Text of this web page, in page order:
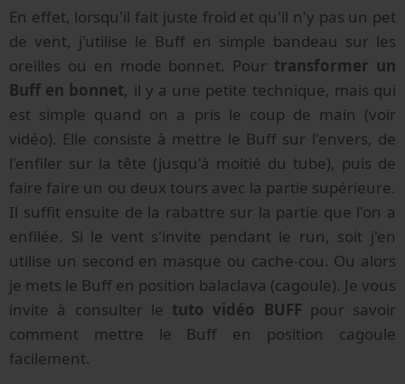
En effet, lorsqu'il fait juste froid et qu'il n'y pas un pet
de vent, j'utilise le Buff en simple bandeau sur les
oreilles ou en mode bonnet. Pour transformer un
Buff en bonnet, il y a une petite technique, mais qui
est simple quand on a pris le coup de main (voir
vidéo). Elle consiste à mettre le Buff sur l'envers, de
l'enfiler sur la tête (jusqu'à moitié du tube), puis de
faire faire un ou deux tours avec la partie supérieure.
Il suffit ensuite de la rabattre sur la partie que l'on a
enfilée. Si le vent s'invite pendant le run, soit j'en
utilise un second en masque ou cache-cou. Ou alors
je mets le Buff en position balaclava (cagoule). Je vous
invite à consulter le tuto vidéo BUFF pour savoir
comment mettre le Buff en position cagoule
facilement.